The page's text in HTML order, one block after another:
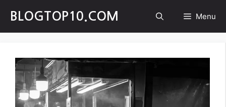
content
BLOGTOP10.COM Menu